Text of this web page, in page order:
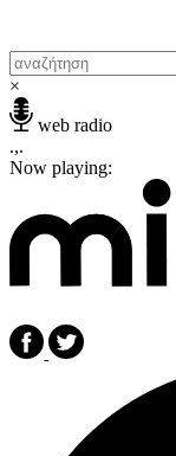
×
web radio
.,.
Now playing: